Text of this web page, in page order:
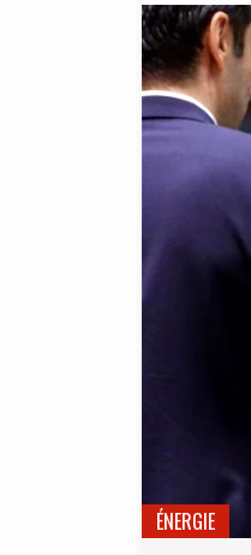
ÉNERGIE